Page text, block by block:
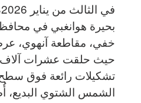
بحيرة هوانغبي في
خفي، مقاطعة آنهوي،
حيث حلقت عشرات آلاف
تشكيلات رائعة فوق
الشمس الشتوي